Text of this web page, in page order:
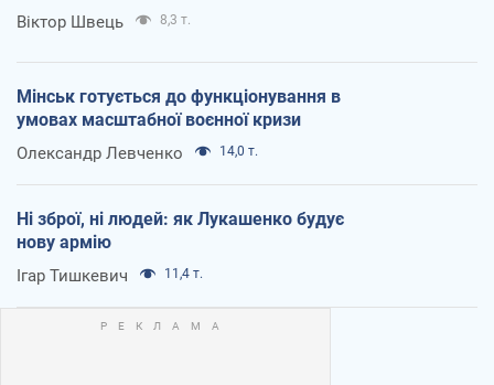
Віктор Швець 8,3 т.
Мінськ готується до функціонування в
умовах масштабної воєнної кризи
Олександр Левченко 14,0 т.
Ні зброї, ні людей: як Лукашенко будує
нову армію
Ігар Тишкевич 11,4 т.